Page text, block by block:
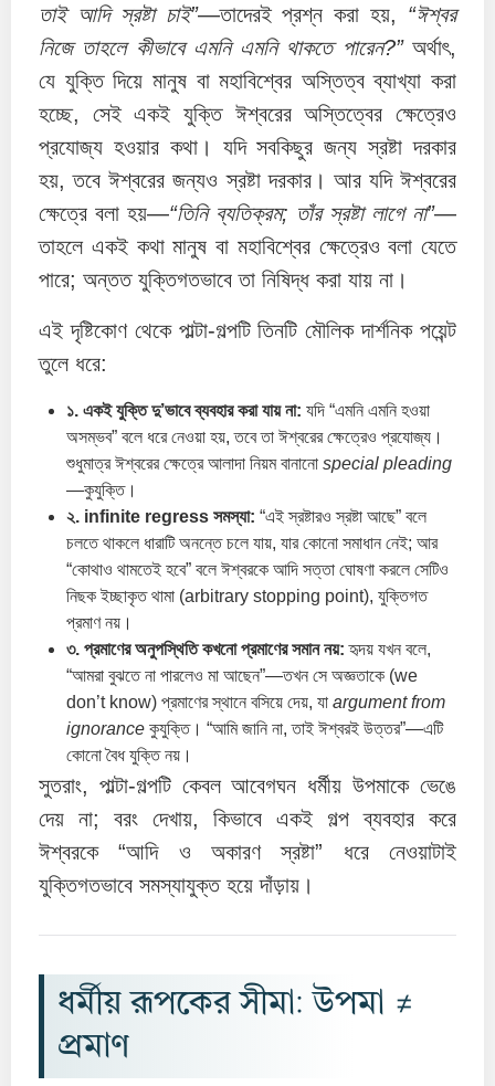
তাই আদি স্রষ্টা চাই”—তাদেরই প্রশ্ন করা হয়, “ঈশ্বর
নিজে তাহলে কীভাবে এমনি এমনি থাকতে পারেন?”অর্থাৎ,
যে যুক্তি দিয়ে মানুষ বা মহাবিশ্বের অস্তিত্ব ব্যাখ্যা করা
হচ্ছে, সেই একই যুক্তি ঈশ্বরের অস্তিত্বের ক্ষেত্রেও
প্রযোজ্য হওয়ার কথা। যদি সবকিছুর জন্য স্রষ্টা দরকার
হয়, তবে ঈশ্বরের জন্যও স্রষ্টা দরকার। আর যদি ঈশ্বরের
ক্ষেত্রে বলা হয়—“তিনি ব্যতিক্রম; তাঁর স্রষ্টা লাগে না”—
তাহলে একই কথা মানুষ বা মহাবিশ্বের ক্ষেত্রেও বলা যেতে
পারে; অন্তত যুক্তিগতভাবে তা নিষিদ্ধ করা যায় না।
এই দৃষ্টিকোণ থেকে পাল্টা-গল্পটি তিনটি মৌলিক দার্শনিক পয়েন্ট
তুলে ধরে:
১. একই যুক্তি দু’ভাবে ব্যবহার করা যায় না: যদি “এমনি এমনি হওয়া
অসম্ভব” বলে ধরে নেওয়া হয়, তবে তা ঈশ্বরের ক্ষেত্রেও প্রযোজ্য।
শুধুমাত্র ঈশ্বরের ক্ষেত্রে আলাদা নিয়ম বানানো special pleading
—কুযুক্তি।
২. infinite regress সমস্যা: “এই স্রষ্টারও স্রষ্টা আছে” বলে
চলতে থাকলে ধারাটি অনন্তে চলে যায়, যার কোনো সমাধান নেই; আর
“কোথাও থামতেই হবে” বলে ঈশ্বরকে আদি সত্তা ঘোষণা করলে সেটিও
নিছক ইচ্ছাকৃত থামা (arbitrary stopping point), যুক্তিগত
প্রমাণ নয়।
৩. প্রমাণের অনুপস্থিতি কখনো প্রমাণের সমান নয়: হৃদয় যখন বলে,
“আমরা বুঝতে না পারলেও মা আছেন”—তখন সে অজ্ঞতাকে (we
don’t know) প্রমাণের স্থানে বসিয়ে দেয়, যা argument from
ignorance কুযুক্তি। “আমি জানি না, তাই ঈশ্বরই উত্তর”—এটি
কোনো বৈধ যুক্তি নয়।
সুতরাং, পাল্টা-গল্পটি কেবল আবেগঘন ধর্মীয় উপমাকে ভেঙে
দেয় না; বরং দেখায়, কিভাবে একই গল্প ব্যবহার করে
ঈশ্বরকে “আদি ও অকারণ স্রষ্টা” ধরে নেওয়াটাই
যুক্তিগতভাবে সমস্যাযুক্ত হয়ে দাঁড়ায়।
ধর্মীয় রূপকের সীমা: উপমা ≠
প্রমাণ